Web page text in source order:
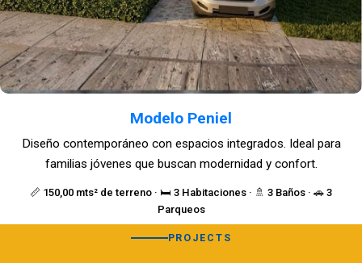
Modelo Peniel
📏 150,00 mts² de terreno · 🛏️ 3 Habitaciones · 🚿 3 Baños · 🚗 3
Parqueos
Diseño contemporáneo con espacios integrados. Ideal para
familias jóvenes que buscan modernidad y confort.
PROJECTS